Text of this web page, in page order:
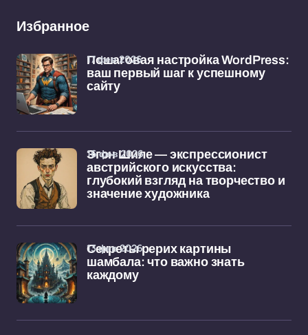
Избранное
Пошаговая настройка WordPress:
ваш первый шаг к успешному
сайту
17 фев 2026
Эгон Шиле — экспрессионист
австрийского искусства:
глубокий взгляд на творчество и
значение художника
16 фев 2026
Секреты рерих картины
шамбала: что важно знать
каждому
13 фев 2026